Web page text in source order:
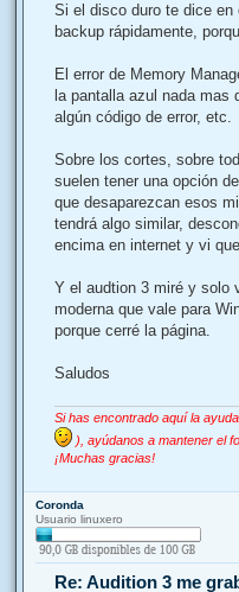
Si el disco duro te dice
backup rápidamente,
El error de Memory
la pantalla azul nada mas
algún código de error, etc.
Sobre los cortes, sobre
suelen tener una opción
que desaparezcan esos
tendrá algo similar,
encima en internet y vi
Y el audtion 3 miré y solo
moderna que vale para
porque cerré la página.
Saludos
Si has encontrado aquí la
), ayúdanos a mantener el
¡Muchas gracias!
Coronda
Usuario linuxero
Re: Audition 3 me